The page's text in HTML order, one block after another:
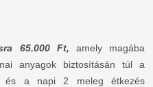
65.000 Ft, amely magába
anyagok biztosításán túl a
és a napi 2 meleg étkezés